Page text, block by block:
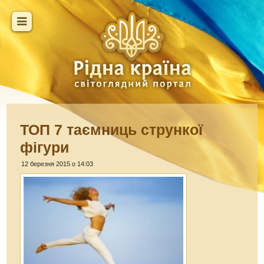
ТОП 7 таємниць стрункої
фігури
12 березня 2015 о 14:03